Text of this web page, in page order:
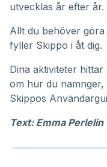
utvecklas år efter år.
Allt du behöver göra
fyller Skippo i åt dig.
Dina aktiviteter
om hur du
Skippos
Text: Emma Perlelin